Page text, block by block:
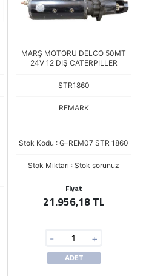
MARŞ MOTORU DELCO 50MT
24V 12 DİŞ CATERPILLER
STR1860
REMARK
Stok Kodu : G-REM07 STR 1860
Stok Miktarı : Stok sorunuz
Fiyat
21.956,18 TL
- +
ADET